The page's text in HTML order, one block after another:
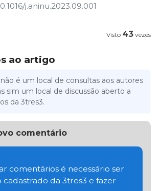
j.aninu.2023.09.001
Visto 43 vezes
ao artigo
é um local de consultas aos autores
sim um local de discussão aberto a
da 3tres3.
comentário
comentários é necessário ser
cadastrado da 3tres3 e fazer